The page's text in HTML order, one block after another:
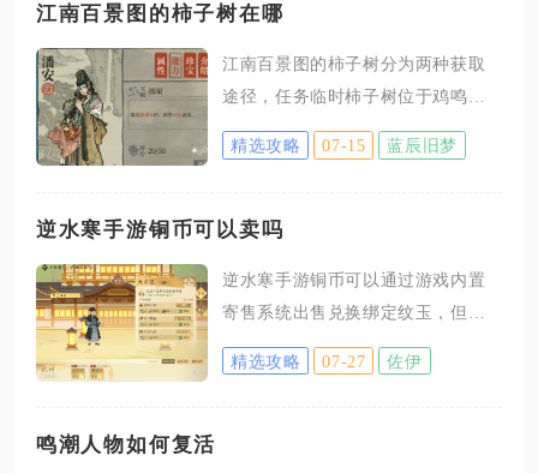
江南百景图的柿子树在哪
江南百景图的柿子树分为两种获取
途径，任务临时柿子树位于鸡鸣山
星宿角宿·下南门关卡地图内，永久
可摆放的大柿子树通过角宿·下观星
法直接解锁普通柿子树。鸡鸣山南
时景观，进入该地图后先完成前置
寺中湖景任务，摆放满35个人工湖
解锁打柿子树挑战任务，打开底部
精选攻略 07-15 蓝辰旧梦
逆水寒手游铜币可以卖吗
逆水寒手游铜币可以通过游戏内置
寄售系统出售兑换绑定纹玉，但不
允许玩家私下线下交易铜币换取现
实货币，官方藏宝阁仅支持出售角
精选攻略 07-27 佐伊
鸣潮人物如何复活